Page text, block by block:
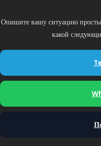
Опишите вашу ситуацию
какой